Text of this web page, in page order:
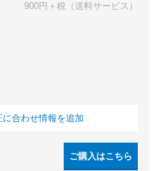
900円＋税（送料サービス）
合わせ情報を追加
ご購入はこちら